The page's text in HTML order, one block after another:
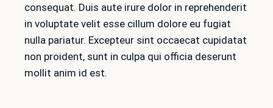
consequat. Duis aute irure dolor in reprehenderit
in voluptate velit esse cillum dolore eu fugiat
nulla pariatur. Excepteur sint occaecat cupidatat
non proident, sunt in culpa qui officia deserunt
mollit anim id est.